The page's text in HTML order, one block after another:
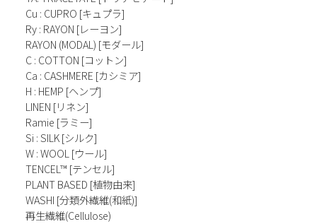
Cu : CUPRO [キュプラ]
Ry : RAYON [レーヨン]
RAYON (MODAL) [モダール]
C : COTTON [コットン]
Ca : CASHMERE [カシミア]
H : HEMP [ヘンプ]
LINEN [リネン]
Ramie [ラミー]
Si : SILK [シルク]
W : WOOL [ウール]
TENCEL™ [テンセル]
PLANT BASED [植物由来]
WASHI [分類外繊維(和紙)]
再生繊維(Cellulose)